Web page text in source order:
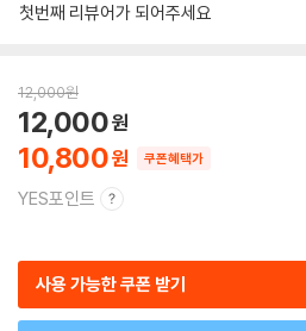
첫번째 리뷰어가 되어주세요
12,000원
10,800
12,000
쿠폰혜택가
YES포인트
사용 가능한 쿠폰 받기